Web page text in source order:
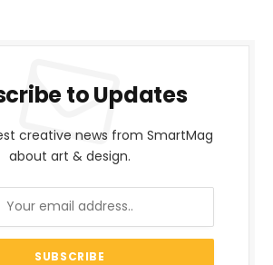
to Updates
creative news from SmartMag
about art & design.